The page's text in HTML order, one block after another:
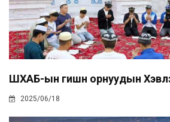
ШХАБ-ын гишүүн орнуудын
2025/06/18